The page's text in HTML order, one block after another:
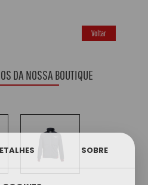
SOBRE
Voltar
DA NOSSA BOUTIQUE